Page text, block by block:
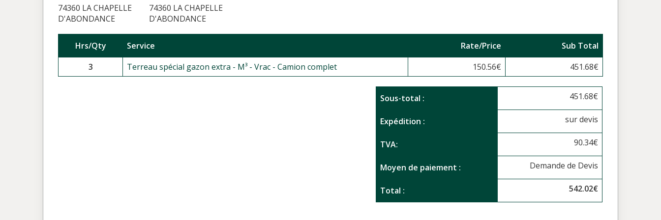
74360 LA CHAPELLE
D'ABONDANCE
74360 LA CHAPELLE
D'ABONDANCE
Hrs/Qty Service Rate/Price
Sub Total
3
Terreau spécial gazon extra - M³ - Vrac - Camion complet 150.56€ 451.68€
Sous-total : 451.68€
Expédition : sur devis
TVA: 90.34€
Moyen de paiement : Demande de Devis
Total : 542.02€